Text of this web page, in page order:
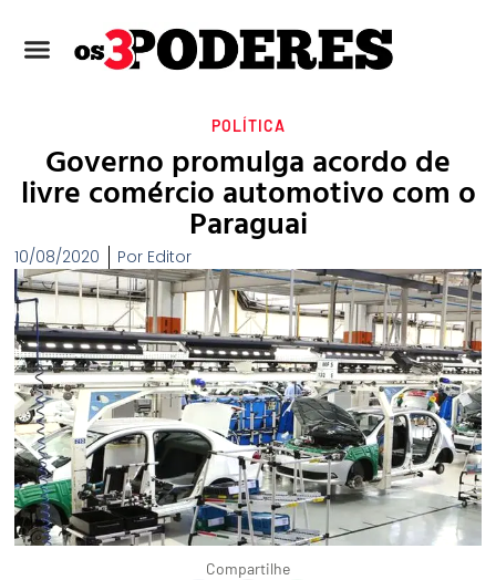
POLÍTICA
Governo promulga acordo de
livre comércio automotivo com o
Paraguai
10/08/2020 Por Editor
Compartilhe